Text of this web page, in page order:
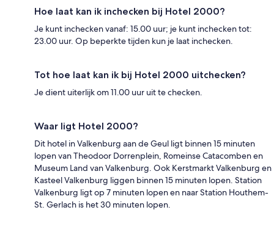
Hoe laat kan ik inchecken bij Hotel 2000?
Je kunt inchecken vanaf: 15.00 uur; je kunt inchecken tot:
23.00 uur. Op beperkte tijden kun je laat inchecken.
Tot hoe laat kan ik bij Hotel 2000 uitchecken?
Je dient uiterlijk om 11.00 uur uit te checken.
Waar ligt Hotel 2000?
Dit hotel in Valkenburg aan de Geul ligt binnen 15 minuten
lopen van Theodoor Dorrenplein, Romeinse Catacomben en
Museum Land van Valkenburg. Ook Kerstmarkt Valkenburg en
Kasteel Valkenburg liggen binnen 15 minuten lopen. Station
Valkenburg ligt op 7 minuten lopen en naar Station Houthem-
St. Gerlach is het 30 minuten lopen.